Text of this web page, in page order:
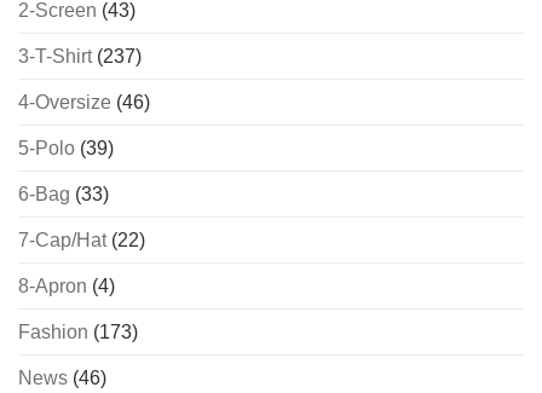
2-Screen (43)
3-T-Shirt(237)
4-Oversize (46)
5-Polo (39)
6-Bag (33)
7-Cap/Hat(22)
8-Apron (4)
Fashion (173)
News (46)